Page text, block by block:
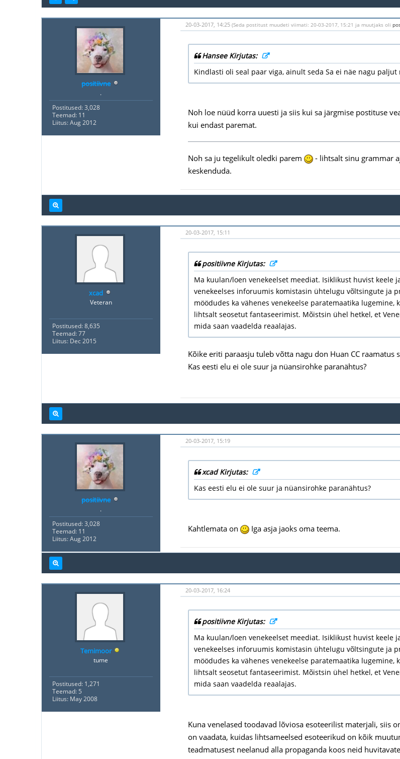
positiivne
.
Postitused: 3,028
Teemad: 11
Liitus: Aug 2012
20-03-2017, 14:25 (Seda postitust muudeti viimati: 20-03-2017, 15:21 ja muutjaks oli
Hansee Kirjutas:
Kindlasti oli seal paar viga, ainult seda Sa ei näe nagu paljut
Noh loe nüüd korra uuesti ja siis kui sa järgmise postituse
kui endast paremat.
Noh sa ju tegelikult oledki parem
- lihtsalt sinu grammar
keskenduda.
xcad
Veteran
Postitused: 8,635
Teemad: 77
Liitus: Dec 2015
20-03-2017, 15:11
positiivne Kirjutas:
Ma kuulan/loen venekeelset meediat. Isiklikust huvist
venekeelses inforuumis komistasin ühtelugu võltsingute ja
möödudes ka vähenes venekeelse paratemaatika
lihtsalt seosetut fantaseerimist. Mõistsin ühel hetkel, et
mida saan vaadelda reaalajas.
Kõike eriti paraasju tuleb võtta nagu don Huan CC
Kas eesti elu ei ole suur ja nüansirohke paranähtus?
positiivne
.
Postitused: 3,028
Teemad: 11
Liitus: Aug 2012
20-03-2017, 15:19
xcad Kirjutas:
Kas eesti elu ei ole suur ja nüansirohke paranähtus?
Kahtlemata on Iga asja jaoks oma teema.
Temimoor
tume
Postitused: 1,271
Teemad: 5
Liitus: May 2008
20-03-2017, 16:24
positiivne Kirjutas:
Ma kuulan/loen venekeelset meediat. Isiklikust huvist
venekeelses inforuumis komistasin ühtelugu võltsingute ja
möödudes ka vähenes venekeelse paratemaatika
lihtsalt seosetut fantaseerimist. Mõistsin ühel hetkel, et
mida saan vaadelda reaalajas.
Kuna venelased toodavad lõviosa esoteerilist materjali, siis
on vaadata, kuidas lihtsameelsed esoteerikud on kõik
teadmatusest neelanud alla propaganda koos neid